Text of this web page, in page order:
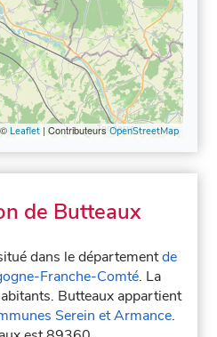
© Leaflet| ContributeursOpenStreetMap
de Butteaux
dans le départementde
Franche-Comté. La
Butteaux appartient
Serein et Armance.